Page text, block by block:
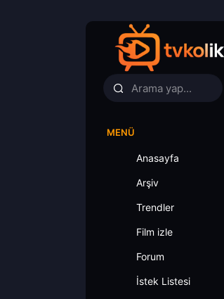
MENÜ
Anasayfa
Arşiv
Trendler
Film izle
Forum
İstek Listesi